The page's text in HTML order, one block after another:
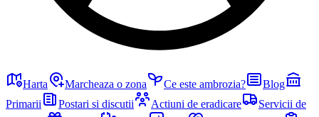
Harta Marcheaza o zona Ce este ambrozia?
Blog
Primarii
Postari si discutii Actiuni de eradicare
Servicii de